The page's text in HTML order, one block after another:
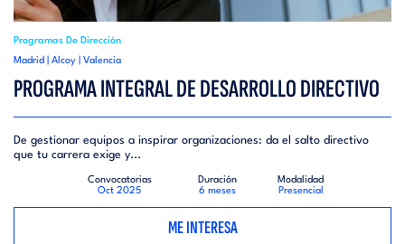
Programas De Dirección
Madrid | Alcoy | Valencia
PROGRAMA INTEGRAL DE DESARROLLO DIRECTIVO
De gestionar equipos a inspirar organizaciones: da el salto directivo
que tu carrera exige y...
Convocatorias
Oct 2025
Duración
6 meses
Modalidad
Presencial
ME INTERESA